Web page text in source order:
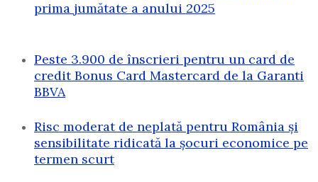
prima jumătate a anului 2025
Peste 3.900 de înscrieri pentru un card de
credit Bonus Card Mastercard de la Garanti
BBVA
Risc moderat de neplată pentru România și
sensibilitate ridicată la șocuri economice pe
termen scurt